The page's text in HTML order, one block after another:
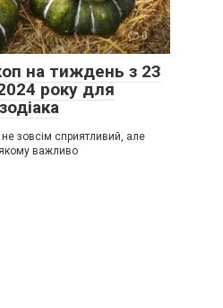
0
на тиждень з 23
року для
зовсім сприятливий, але
важливо